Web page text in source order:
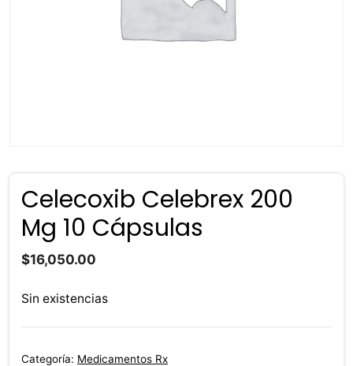
Celecoxib Celebrex 200
Mg 10 Cápsulas
$16,050.00
Sin existencias
Categoría: Medicamentos Rx